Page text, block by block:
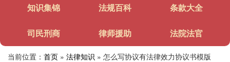
知识集锦 法规百科 条款大全
司民刑商 律师援助 法院法官
当前位置： 首页 » 法律知识 » 怎么写协议有法律效力协议书模版